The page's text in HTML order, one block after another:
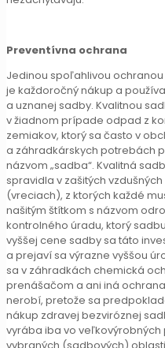
Preventívna ochrana
Jedinou spoľahlivou
je každoročný nákup a
a uznanej sadby. Kvalitnou
v žiadnom prípade odpad z
zemiakov, ktorý sa často v
a záhradkárskych potrebách
názvom „sadba“. Kvalitná
spravidla v zašitých
(vreciach), z ktorých každé
našitým štítkom s názvom
kontrolného úradu, ktorý
vyššej cene sadby sa táto
a prejaví sa výrazne vyššou
sa v záhradkách chemická
prenášačom a ani iná
nerobí, pretože sa
nákup zdravej bezviróznej
vyrába iba vo veľkovýrobných